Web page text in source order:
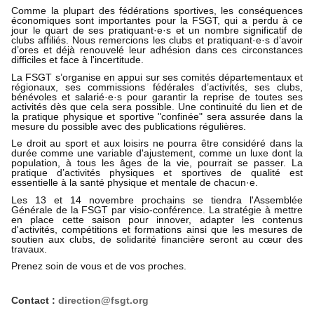
Comme la plupart des fédérations sportives, les conséquences
économiques sont importantes pour la FSGT, qui a perdu à ce
jour le quart de ses pratiquant·e·s et un nombre significatif de
clubs affiliés. Nous remercions les clubs et pratiquant·e·s d’avoir
d’ores et déjà renouvelé leur adhésion dans ces circonstances
difficiles et face à l'incertitude.
La FSGT s’organise en appui sur ses comités départementaux et
régionaux, ses commissions fédérales d’activités, ses clubs,
bénévoles et salarié·e·s pour garantir la reprise de toutes ses
activités dès que cela sera possible. Une continuité du lien et de
la pratique physique et sportive "confinée" sera assurée dans la
mesure du possible avec des publications régulières.
Le droit au sport et aux loisirs ne pourra être considéré dans la
durée comme une variable d'ajustement, comme un luxe dont la
population, à tous les âges de la vie, pourrait se passer. La
pratique d’activités physiques et sportives de qualité est
essentielle à la santé physique et mentale de chacun·e.
Les 13 et 14 novembre prochains se tiendra l'Assemblée
Générale de la FSGT par visio-conférence. La stratégie à mettre
en place cette saison pour innover, adapter les contenus
d'activités, compétitions et formations ainsi que les mesures de
soutien aux clubs, de solidarité financière seront au cœur des
travaux.
Prenez soin de vous et de vos proches.
Contact : direction@fsgt.org